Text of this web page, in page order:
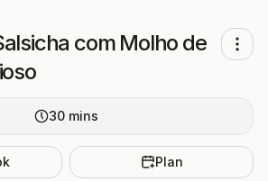
com Molho de
30 mins
Plan